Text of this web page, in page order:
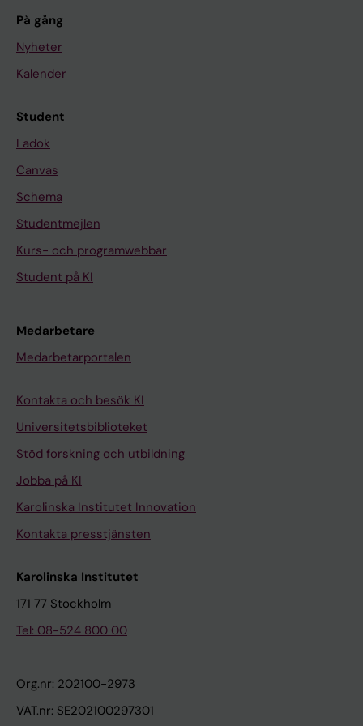
På gång
Nyheter
Kalender
Student
Ladok
Canvas
Schema
Studentmejlen
Kurs- och programwebbar
Student på KI
Medarbetare
Medarbetarportalen
Kontakta och besök KI
Universitetsbiblioteket
Stöd forskning och utbildning
Jobba på KI
Karolinska Institutet Innovation
Kontakta presstjänsten
Karolinska Institutet
171 77 Stockholm
Tel: 08-524 800 00
Org.nr: 202100-2973
VAT.nr: SE202100297301